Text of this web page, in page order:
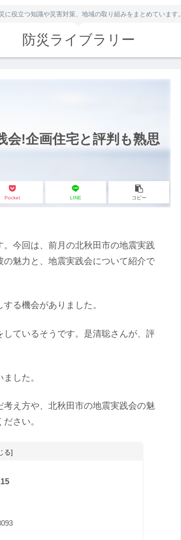
に役立つ知識や災害対策、地域の取り組みをまとめています。
防災ライブラリー
会!企画住宅と評判も熟思
Pocket LINE コピー
今回は、前月の北秋田市の地震実践
魅力と、地震実践会について紹介で
る機会がありました。
ているそうです。是清聡さんが、評
した。
え方や、北秋田市の地震実践会の魅
さい。